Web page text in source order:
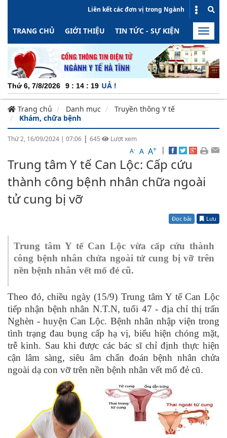
Liên kết các đơn vị trong Ngành
TRANG CHỦ GIỚI THIỆU TIN TỨC - SỰ KIỆN HOẠT
Toggle
Thứ 6, 7/8/2026 9 : 14 : 19
- MINH BẠCH - HIỆU QUẢ !
Trang chủ Danh mục
Truyền thông Y tế
Khám, chữa bệnh
Thứ 2, 16/09/2024 | 07:06 | 645
Lượt xem
A- A A+ |
Trung tâm Y tế Can Lộc: Cấp cứu
thành công bệnh nhân chữa ngoài
tử cung bị vỡ
Đọc bài Lưu
Trung tâm Y tế Can Lộc vừa cấp cứu thành
công bệnh nhân chửa ngoài tử cung bị vỡ trên
nền bệnh nhân vết mổ đẻ cũ.
Theo đó, chiều ngày (15/9) Trung tâm Y tế Can Lộc
tiếp nhận bệnh nhân N.T.N, tuổi 47 - địa chỉ thị trấn
Nghèn - huyện Can Lộc. Bệnh nhân nhập viện trong
tình trạng đau bụng cấp hạ vị, biểu hiện chóng mặt,
trễ kinh. Sau khi được các bác sĩ chỉ định thực hiện
cận lâm sàng, siêu âm chẩn đoán bệnh nhânchửa
ngoài dạ con vỡ trên nền bệnh nhân vết mổ đẻ cũ.